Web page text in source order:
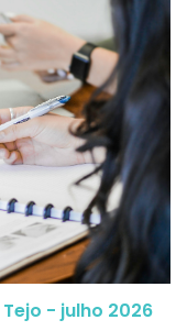
- julho 2026